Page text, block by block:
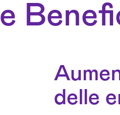
delle